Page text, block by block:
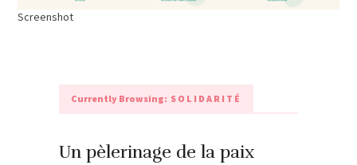
Screenshot
Currently Browsing: SOLIDARITÉ
Un pèlerinage de la paix